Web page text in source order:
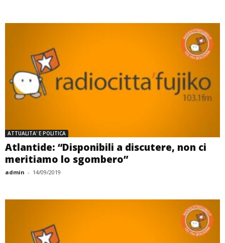
ATTUALITA' E POLITICA
Atlantide: “Disponibili a discutere, non ci
meritiamo lo sgombero”
admin - 14/09/2019